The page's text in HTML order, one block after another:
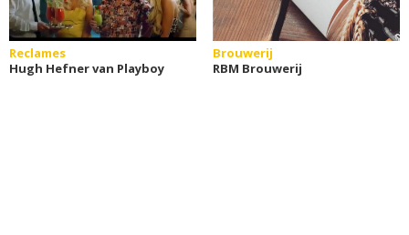
Reclames
Hugh Hefner van Playboy
Brouwerij
RBM Brouwerij